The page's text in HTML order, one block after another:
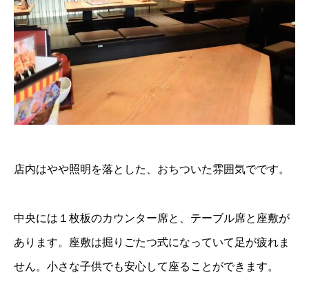
店内はやや照明を落とした、おちついた雰囲気でです。
中央には１枚板のカウンター席と、テーブル席と座敷が
あります。座敷は掘りごたつ式になっていて足が疲れま
せん。小さな子供でも安心して座ることができます。